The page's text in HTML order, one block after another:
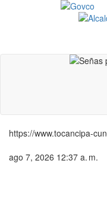
https://www.tocancipa-
ago 7, 2026 12:37 a. m.